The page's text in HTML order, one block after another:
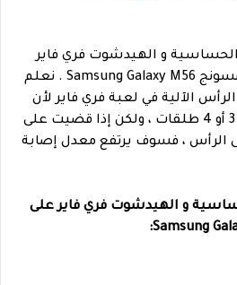
الحساسية و الهيدشوت فري فاير
Free fire على هاتف سامسونج Samsung Galaxy M56 . نعلم
الآلية في لعبة فري فاير لأن
اللاعب ينهي خصومه في 3 أو 4 طلقات ، ولكن إذا قضيت على
الرأس ، فسوف يرتفع معدل إصابة
و الهيدشوت فري فاير على